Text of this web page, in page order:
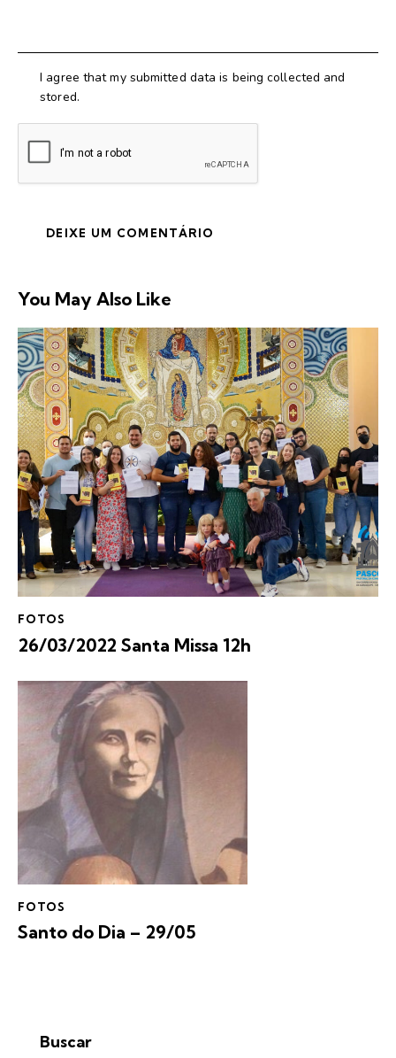
I agree that my submitted data is being collected and
stored.
You May Also Like
FOTOS
26/03/2022 Santa Missa 12h
FOTOS
Santo do Dia – 29/05
Buscar